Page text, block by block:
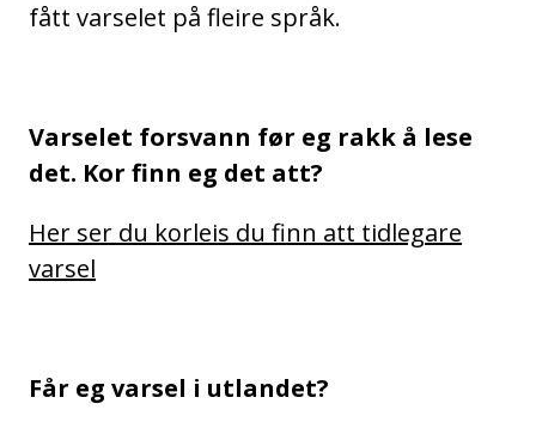
fått varselet på fleire språk.
Varselet forsvann før eg rakk å lese
det. Kor finn eg det att?
Her ser du korleis du finn att tidlegare
varsel
Får eg varsel i utlandet?